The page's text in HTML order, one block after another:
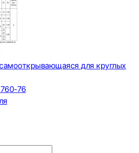
для круглых
76